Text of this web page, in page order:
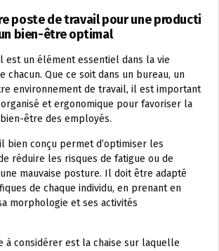
poste de travail pour une producti
bien-être optimal
est un élément essentiel dans la vie
chacun. Que ce soit dans un bureau, un
environnement de travail, il est important
organisé et ergonomique pour favoriser la
être des employés.
bien conçu permet d’optimiser les
réduire les risques de fatigue ou de
mauvaise posture. Il doit être adapté
de chaque individu, en prenant en
morphologie et ses activités
à considérer est la chaise sur laquelle